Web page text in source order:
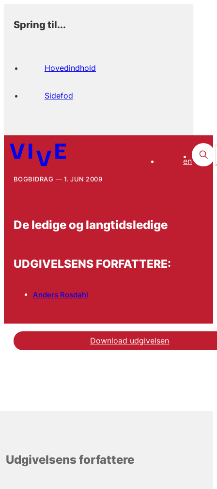
Spring til...
Hovedindhold
Sidefod
en
BOGBIDRAG 1. JUN 2009
De ledige og langtidsledige
UDGIVELSENS FORFATTERE:
Anders Rosdahl
Download udgivelsen
Udgivelsens forfattere